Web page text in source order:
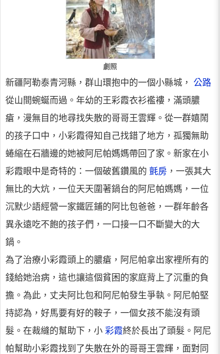
劇照
新疆阿勒泰青河縣，群山環抱中的一個小縣城， 公路
從山間蜿蜒而過。年幼的王彩霞衣衫襤褸，滿頭膿
瘡，漫無目的地尋找失散的哥哥王雲輝。從一群嬉鬧
的孩子口中，小彩霞得知自己找錯了地方，孤獨無助
蜷縮在石牆邊的她被阿尼帕媽媽帶回了家。新家在小
彩霞眼中是奇特的：一個破舊鑽風的 氈房 ，一張其大
無比的大炕，一位天天圍著鍋台的阿尼帕媽媽，一位
沉默少語經營一家鐵匠鋪的阿比包爸爸，一群年齡各
異永遠吃不飽的孩子們，一口接一口不斷變大的大
鍋。
為了治療小彩霞頭上的膿瘡，阿尼帕拿出家裡所有的
錢給她治病，這也讓這個貧困的家庭背上了沉重的負
擔。為此，丈夫阿比包和阿尼帕發生爭執。阿尼帕堅
持認為，好馬要有好的鞍子，一個女孩不能沒有頭
髮。在裁縫的幫助下，小 彩霞終於長出了頭髮。阿尼
帕幫助小彩霞找到了失散在外的哥哥王雲輝，面對同